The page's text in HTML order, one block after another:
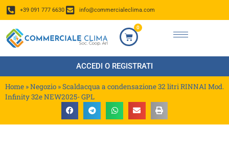
+39 091 777 6630 info@commercialeclima.com
0
ACCEDI O REGISTRATI
Home »Negozio »Scaldacqua a condensazione 32 litri RINNAI Mod.
Infinity 32e NEW2025- GPL